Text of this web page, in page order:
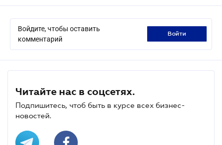
Войдите, чтобы оставить
комментарий
войти
Читайте нас в соцсетях.
Подпишитесь, чтоб быть в курсе всех бизнес-
новостей.